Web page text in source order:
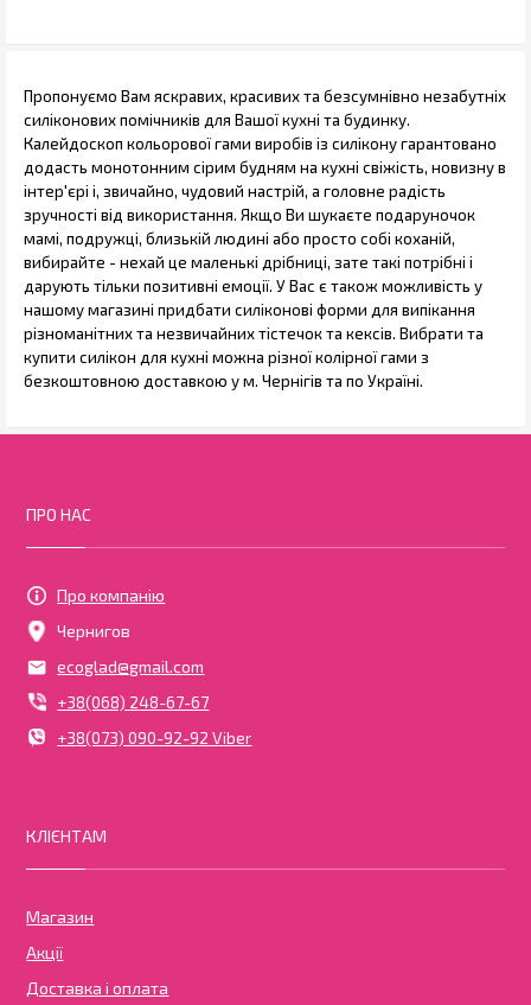
Пропонуємо Вам яскравих, красивих та безсумнівно незабутніх
силіконових помічників для Вашої кухні та будинку.
Калейдоскоп кольорової гами виробів із силікону гарантовано
додасть монотонним сірим будням на кухні свіжість, новизну в
інтер'єрі і, звичайно, чудовий настрій, а головне радість
зручності від використання. Якщо Ви шукаєте подаруночок
мамі, подружці, близькій людині або просто собі коханій,
вибирайте - нехай це маленькі дрібниці, зате такі потрібні і
дарують тільки позитивні емоції. У Вас є також можливість у
нашому магазині придбати силіконові форми для випікання
різноманітних та незвичайних тістечок та кексів. Вибрати та
купити силікон для кухні можна різної колірної гами з
безкоштовною доставкою у м. Чернігів та по Україні.
ПРО НАС
Про компанію
Чернигов
ecoglad@gmail.com
+38(068) 248-67-67
+38(073) 090-92-92 Viber
КЛІЄНТАМ
Магазин
Акції
Доставка і оплата